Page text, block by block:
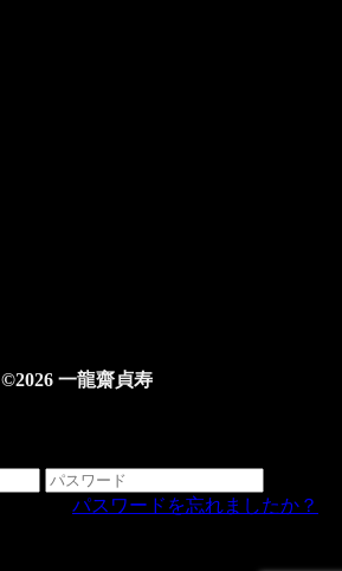
©2026 一龍齋貞寿
パスワードを忘れましたか？